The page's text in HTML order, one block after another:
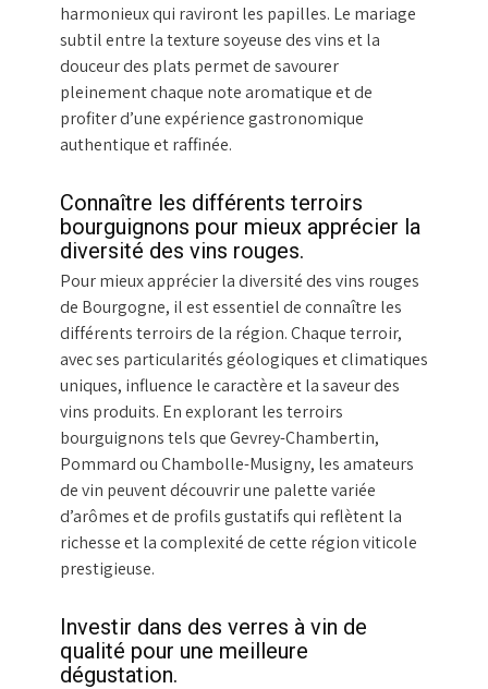
harmonieux qui raviront les papilles. Le mariage
subtil entre la texture soyeuse des vins et la
douceur des plats permet de savourer
pleinement chaque note aromatique et de
profiter d’une expérience gastronomique
authentique et raffinée.
Connaître les différents terroirs
bourguignons pour mieux apprécier la
diversité des vins rouges.
Pour mieux apprécier la diversité des vins rouges
de Bourgogne, il est essentiel de connaître les
différents terroirs de la région. Chaque terroir,
avec ses particularités géologiques et climatiques
uniques, influence le caractère et la saveur des
vins produits. En explorant les terroirs
bourguignons tels que Gevrey-Chambertin,
Pommard ou Chambolle-Musigny, les amateurs
de vin peuvent découvrir une palette variée
d’arômes et de profils gustatifs qui reflètent la
richesse et la complexité de cette région viticole
prestigieuse.
Investir dans des verres à vin de
qualité pour une meilleure
dégustation.